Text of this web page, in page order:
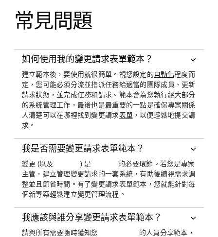
常見問題
如何使用我的變更請求表單範本？
建立範本後，要使用就很簡單。視您設定的自動化程度而
定，您可能必須分流並指派任務給適當的團隊成員、更新
請求狀態，並完成任務和請求。範本會為您執行絕大部分
的系統管理工作，最後也是最重要的一點是確保專案關係
人清楚可以在哪裡找到變更請求表單 ，以便輕鬆地提交請
求。
我是否需要變更請求表單範本？
變更 (以及 ) 是
的必要環節。若您是專案
主管，建立管理變更請求的一套系統，有助後續視需求調
整並且節省時間。有了變更請求表單範本，您就能針對每
個新專案輕鬆建立變更管理流程。
我應該與誰分享變更請求表單範本？
請與所有需要隨時獲知您
的人員分享範本，